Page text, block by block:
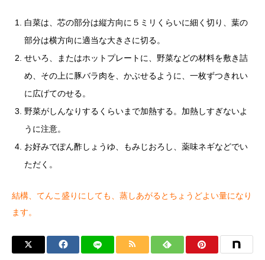
白菜は、芯の部分は縦方向に５ミリくらいに細く切り、葉の
部分は横方向に適当な大きさに切る。
せいろ、またはホットプレートに、野菜などの材料を敷き詰
め、その上に豚バラ肉を、かぶせるように、一枚ずつきれい
に広げてのせる。
野菜がしんなりするくらいまで加熱する。加熱しすぎないよ
うに注意。
お好みでぽん酢しょうゆ、もみじおろし、薬味ネギなどでい
ただく。
結構、てんこ盛りにしても、蒸しあがるとちょうどよい量になり
ます。